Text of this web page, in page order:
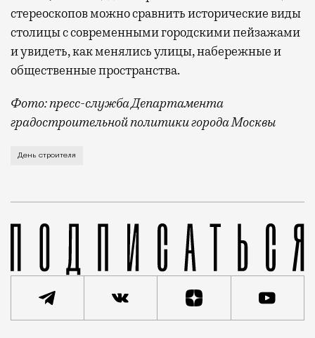
стереоскопов можно сравнить исторические виды
столицы с современными городскими пейзажами
и увидеть, как менялись улицы, набережные и
общественные пространства.
Фото: пресс-служба Департамента
градостроительной политики города Москвы
В этом году профессиональный праздник День
День строителя